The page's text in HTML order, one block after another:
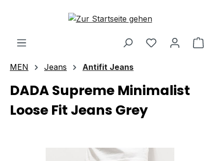
Zum Hauptinhalt springen
MEN Jeans Antifit Jeans
DADA Supreme Minimalist
Loose Fit Jeans Grey
Bildergalerie überspringen